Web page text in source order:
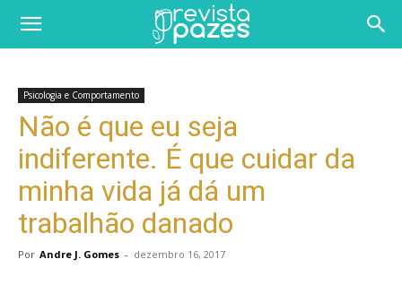
Psicologia e Comportamento
Não é que eu seja
indiferente. É que cuidar da
minha vida já dá um
trabalhão danado
Por Andre J. Gomes - dezembro 16, 2017